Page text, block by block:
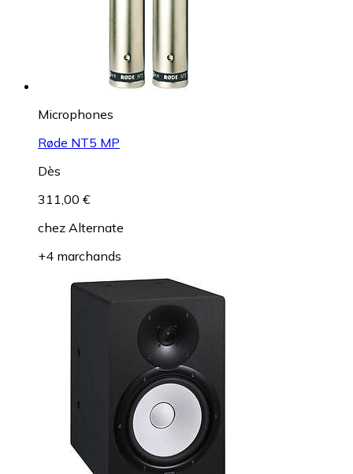
Microphones
Røde NT5 MP
Dès
311,00 €
chez Alternate
+4 marchands